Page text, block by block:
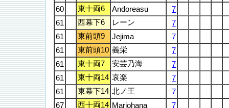
60
東十両6 Andoreasu
7
61
西幕下6 レーン
7
61
東前頭9 Jejima
7
61
東前頭10 義栄
7
61
東十両7 安芸乃海
7
61
東十両14 哀楽
7
61
東幕下14 北ノ王
7
67
西十両14 Mariohana
7